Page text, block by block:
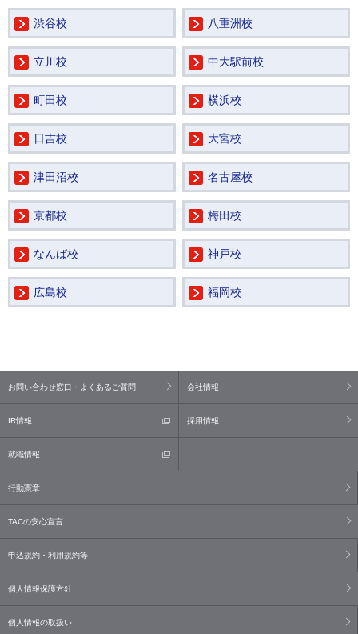
渋谷校 八重洲校
立川校 中大駅前校
町田校 横浜校
日吉校 大宮校
津田沼校 名古屋校
京都校 梅田校
なんば校 神戸校
広島校 福岡校
お問い合わせ窓口・よくあるご質問 会社情報
IR情報 採用情報
就職情報
行動憲章
TACの安心宣言
申込規約・利用規約等
個人情報保護方針
個人情報の取扱い